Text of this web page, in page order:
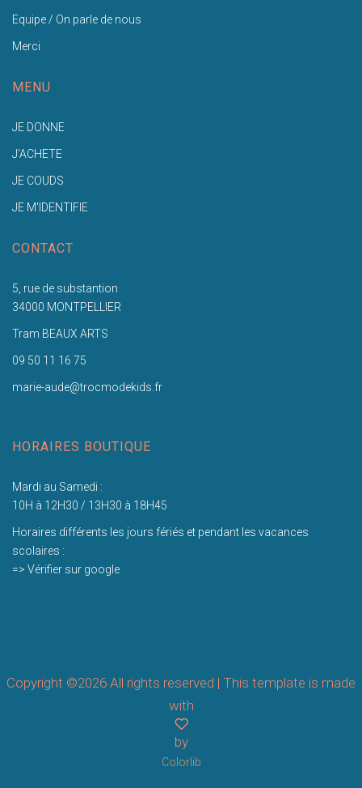
Equipe / On parle de nous
Merci
MENU
JE DONNE
J'ACHETE
JE COUDS
JE M'IDENTIFIE
CONTACT
5, rue de substantion
34000 MONTPELLIER
Tram BEAUX ARTS
09 50 11 16 75
marie-aude@trocmodekids.fr
HORAIRES BOUTIQUE
Mardi au Samedi :
10H à 12H30 / 13H30 à 18H45
Horaires différents les jours fériés et pendant les vacances
scolaires :
=> Vérifier sur google
Copyright ©2026 All rights reserved | This template is made
with
by
Colorlib